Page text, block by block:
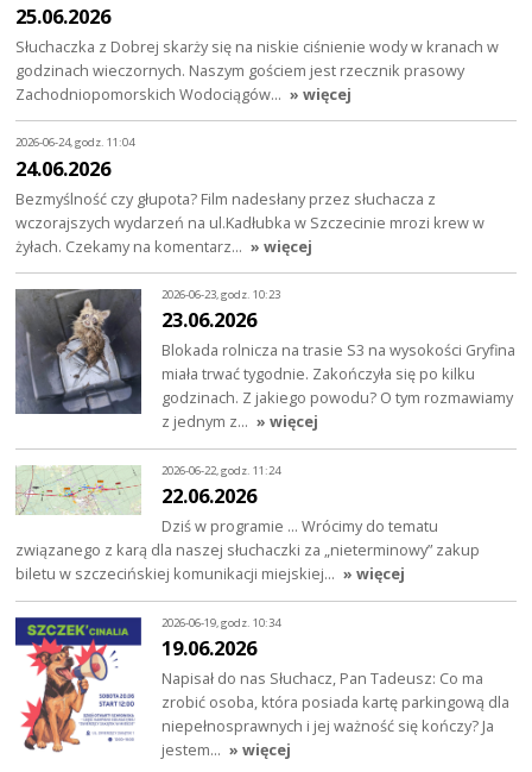
25.06.2026
Słuchaczka z Dobrej skarży się na niskie ciśnienie wody w kranach w
godzinach wieczornych. Naszym gościem jest rzecznik prasowy
Zachodniopomorskich Wodociągów… » więcej
2026-06-24, godz. 11:04
24.06.2026
Bezmyślność czy głupota? Film nadesłany przez słuchacza z
wczorajszych wydarzeń na ul.Kadłubka w Szczecinie mrozi krew w
żyłach. Czekamy na komentarz… » więcej
2026-06-23, godz. 10:23
23.06.2026
Blokada rolnicza na trasie S3 na wysokości Gryfina
miała trwać tygodnie. Zakończyła się po kilku
godzinach. Z jakiego powodu? O tym rozmawiamy
z jednym z… » więcej
2026-06-22, godz. 11:24
22.06.2026
Dziś w programie … Wrócimy do tematu
związanego z karą dla naszej słuchaczki za „nieterminowy” zakup
biletu w szczecińskiej komunikacji miejskiej… » więcej
2026-06-19, godz. 10:34
19.06.2026
Napisał do nas Słuchacz, Pan Tadeusz: Co ma
zrobić osoba, która posiada kartę parkingową dla
niepełnosprawnych i jej ważność się kończy? Ja
jestem… » więcej